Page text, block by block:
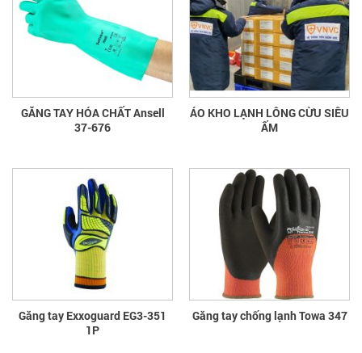
GĂNG TAY HÓA CHẤT Ansell
37-676
ÁO KHO LẠNH LÔNG CỪU SIÊU
ẤM
Găng tay Exxoguard EG3-351
1P
Găng tay chống lạnh Towa 347